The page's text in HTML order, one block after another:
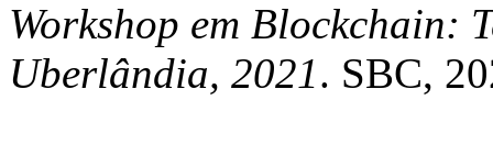
Workshop em Blockchain:
Uberlândia, 2021. SBC,